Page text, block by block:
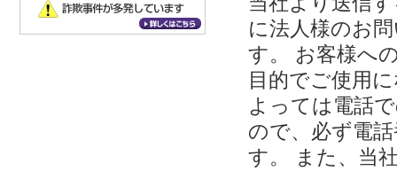
に法人様のお
す。 お客様へ
目的でご使用
よっては電話
ので、必ず電
す。 また、当